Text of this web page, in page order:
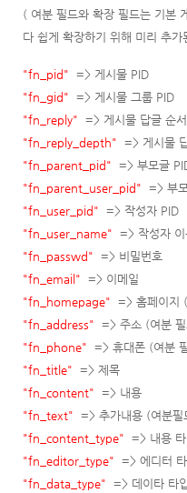
( 여분 필드와 확장 필드는 기본
다 쉽게 확장하기 위해 미리 추가
"fn_pid" => 게시물 PID
"fn_gid" => 게시물 그룹 PID
"fn_reply" => 게시물 답글 순서
"fn_reply_depth" => 게시물
"fn_parent_pid" => 부모글 P
"fn_parent_user_pid" => 부
"fn_user_pid" => 작성자 PID
"fn_user_name" => 작성자 이
"fn_passwd" => 비밀번호
"fn_email" => 이메일
"fn_homepage" => 홈페이지
"fn_address" => 주소 (여분
"fn_phone" => 휴대폰 (여분
"fn_title" => 제목
"fn_content" => 내용
"fn_text" => 추가내용 (여분필
"fn_content_type" => 내용 타
"fn_editor_type" => 에디터
"fn_data_type" => 데이타 타